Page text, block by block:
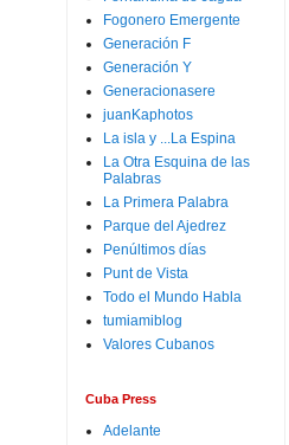
Fogonero Emergente
Generación F
Generación Y
Generacionasere
juanKaphotos
La isla y ...La Espina
La Otra Esquina de las
Palabras
La Primera Palabra
Parque del Ajedrez
Penúltimos días
Punt de Vista
Todo el Mundo Habla
tumiamiblog
Valores Cubanos
Cuba Press
Adelante